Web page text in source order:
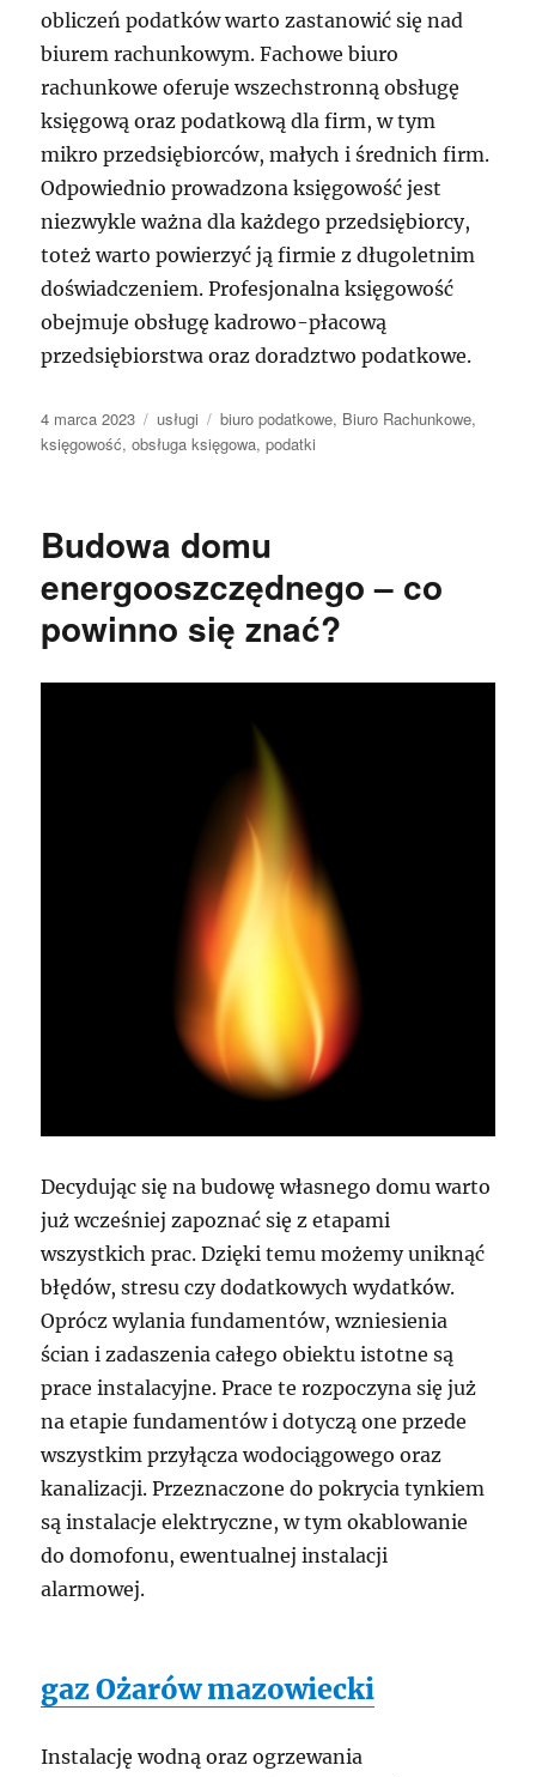
obliczeń podatków warto zastanowić się nad
biurem rachunkowym. Fachowe biuro
rachunkowe oferuje wszechstronną obsługę
księgową oraz podatkową dla firm, w tym
mikro przedsiębiorców, małych i średnich firm.
Odpowiednio prowadzona księgowość jest
niezwykle ważna dla każdego przedsiębiorcy,
toteż warto powierzyć ją firmie z długoletnim
doświadczeniem. Profesjonalna księgowość
obejmuje obsługę kadrowo-płacową
przedsiębiorstwa oraz doradztwo podatkowe.
Data
publikacji
4 marca 2023 Kategorie
usługi Tagi
biuro podatkowe, Biuro Rachunkowe,
księgowość,obsługa księgowa,podatki
Budowa domu
energooszczędnego – co
powinno się znać?
Decydując się na budowę własnego domu warto
już wcześniej zapoznać się z etapami
wszystkich prac. Dzięki temu możemy uniknąć
błędów, stresu czy dodatkowych wydatków.
Oprócz wylania fundamentów, wzniesienia
ścian i zadaszenia całego obiektu istotne są
prace instalacyjne. Prace te rozpoczyna się już
na etapie fundamentów i dotyczą one przede
wszystkim przyłącza wodociągowego oraz
kanalizacji. Przeznaczone do pokrycia tynkiem
są instalacje elektryczne, w tym okablowanie
do domofonu, ewentualnej instalacji
alarmowej.
gaz Ożarów mazowiecki
Instalację wodną oraz ogrzewania